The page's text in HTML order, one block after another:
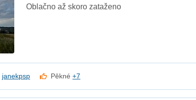
Oblačno až skoro zataženo
janekpsp Pěkné+7